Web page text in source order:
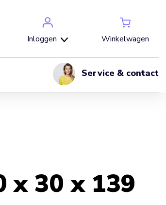
Inloggen Winkelwagen
Service & contact
x 30 x 139